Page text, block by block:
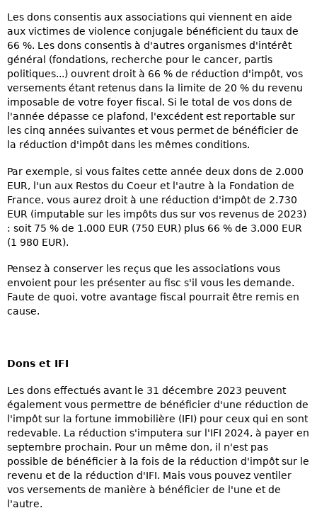
Les dons consentis aux associations qui viennent en aide
aux victimes de violence conjugale bénéficient du taux de
66 %. Les dons consentis à d'autres organismes d'intérêt
général (fondations, recherche pour le cancer, partis
politiques...) ouvrent droit à 66 % de réduction d'impôt, vos
versements étant retenus dans la limite de 20 % du revenu
imposable de votre foyer fiscal. Si le total de vos dons de
l'année dépasse ce plafond, l'excédent est reportable sur
les cinq années suivantes et vous permet de bénéficier de
la réduction d'impôt dans les mêmes conditions.
Par exemple, si vous faites cette année deux dons de 2.000
EUR, l'un aux Restos du Coeur et l'autre à la Fondation de
France, vous aurez droit à une réduction d'impôt de 2.730
EUR (imputable sur les impôts dus sur vos revenus de 2023)
: soit 75 % de 1.000 EUR (750 EUR) plus 66 % de 3.000 EUR
(1 980 EUR).
Pensez à conserver les reçus que les associations vous
envoient pour les présenter au fisc s'il vous les demande.
Faute de quoi, votre avantage fiscal pourrait être remis en
cause.
Dons et IFI
Les dons effectués avant le 31 décembre 2023 peuvent
également vous permettre de bénéficier d'une réduction de
l'impôt sur la fortune immobilière (IFI) pour ceux qui en sont
redevable. La réduction s'imputera sur l'IFI 2024, à payer en
septembre prochain. Pour un même don, il n'est pas
possible de bénéficier à la fois de la réduction d'impôt sur le
revenu et de la réduction d'IFI. Mais vous pouvez ventiler
vos versements de manière à bénéficier de l'une et de
l'autre.